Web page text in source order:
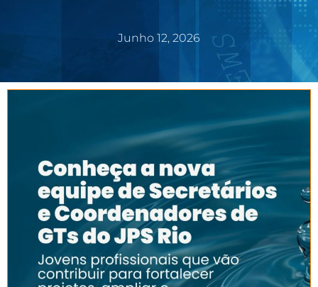
Junho 12, 2026